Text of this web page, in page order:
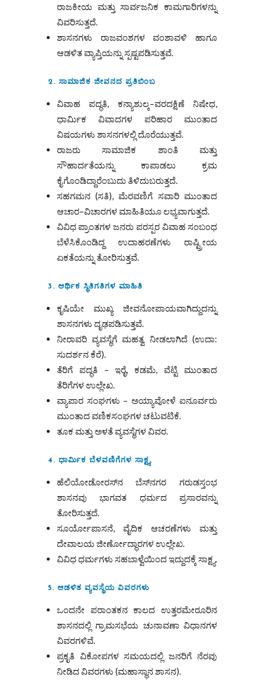
ರಾಜಕೀಯ ಮತ್ತು ಸಾರ್ವಜನಿಕ ಕಾಮಗಾರಿಗಳನ್ನು
ವಿವರಿಸುತ್ತದೆ.
ಶಾಸನಗಳು ರಾಜವಂಶಗಳ ವಂಶಾವಳಿ ಹಾಗೂ
ಆಡಳಿತ ವ್ಯಾಪ್ತಿಯನ್ನು ಸ್ಪಷ್ಟಪಡಿಸುತ್ತವೆ.
2. ಸಾಮಾಜಿಕ ಜೀವನದ ಪ್ರತಿಬಿಂಬ
ವಿವಾಹ ಪದ್ಧತಿ, ಕನ್ಯಾಶುಲ್ಕ–ವರದಕ್ಷಿಣೆ ನಿಷೇಧ,
ಧಾರ್ಮಿಕ ವಿವಾದಗಳ ಪರಿಹಾರ ಮುಂತಾದ
ವಿಷಯಗಳು ಶಾಸನಗಳಲ್ಲಿ ದೊರೆಯುತ್ತವೆ.
ರಾಜರು ಸಾಮಾಜಿಕ ಶಾಂತಿ ಮತ್ತು
ಸೌಹಾರ್ದತೆಯನ್ನು ಕಾಪಾಡಲು ಕ್ರಮ
ಕೈಗೊಂಡಿದ್ದಾರೆಂಬುದು ತಿಳಿದುಬರುತ್ತದೆ.
ಸಹಗಮನ (ಸತಿ), ಮೆರವಣಿಗೆ ಸವಾರಿ ಮುಂತಾದ
ಆಚಾರ–ವಿಚಾರಗಳ ಮಾಹಿತಿಯೂ ಲಭ್ಯವಾಗುತ್ತದೆ.
ವಿವಿಧ ಪ್ರಾಂತಗಳ ಜನರು ಪರಸ್ಪರ ವಿವಾಹ ಸಂಬಂಧ
ಬೆಳೆಸಿಕೊಂಡಿದ್ದ ಉದಾಹರಣೆಗಳು ರಾಷ್ಟ್ರೀಯ
ಏಕತೆಯನ್ನು ತೋರಿಸುತ್ತವೆ.
3. ಆರ್ಥಿಕ ಸ್ಥಿತಿಗತಿಗಳ ಮಾಹಿತಿ
ಕೃಷಿಯೇ ಮುಖ್ಯ ಜೀವನೋಪಾಯವಾಗಿದ್ದುದನ್ನು
ಶಾಸನಗಳು ದೃಢಪಡಿಸುತ್ತವೆ.
ನೀರಾವರಿ ವ್ಯವಸ್ಥೆಗೆ ಮಹತ್ವ ನೀಡಲಾಗಿದೆ (ಉದಾ:
ಸುದರ್ಶನ ಕೆರೆ).
ತೆರಿಗೆ ಪದ್ಧತಿ – ಇರೈ, ಕಡಮೆ, ವೆಟ್ಟಿ ಮುಂತಾದ
ತೆರಿಗೆಗಳ ಉಲ್ಲೇಖ.
ವ್ಯಾಪಾರ ಸಂಘಗಳು – ಅಯ್ಯಾವೋಳೆ ಐನೂರ್ವರು
ಮುಂತಾದ ವಣಿಕಸಂಘಗಳ ಚಟುವಟಿಕೆ.
ತೂಕ ಮತ್ತು ಅಳತೆ ವ್ಯವಸ್ಥೆಗಳ ವಿವರ.
4. ಧಾರ್ಮಿಕ ಬೆಳವಣಿಗೆಗಳ ಸಾಕ್ಷ್ಯ
ಹೆಲಿಯೋಡೋರಸ್‌ನ ಬೆಸ್‌ನಗರ ಗರುಡಸ್ತಂಭ
ಶಾಸನವು ಭಾಗವತ ಧರ್ಮದ ಪ್ರಸಾರವನ್ನು
ತೋರಿಸುತ್ತದೆ.
ಸೂರ್ಯೋಪಾಸನೆ, ವೈದಿಕ ಆಚರಣೆಗಳು ಮತ್ತು
ದೇವಾಲಯ ಜೀರ್ಣೋದ್ಧಾರಗಳ ಉಲ್ಲೇಖ.
ವಿವಿಧ ಧರ್ಮಗಳು ಸಹಬಾಳ್ವೆಯಿಂದ ಇದ್ದುದಕ್ಕೆ ಸಾಕ್ಷ್ಯ.
5. ಆಡಳಿತ ವ್ಯವಸ್ಥೆಯ ವಿವರಗಳು
ಒಂದನೇ ಪರಾಂತಕನಕಾಲದ ಉತ್ತರಮೇರೂರಿನ
ಶಾಸನದಲ್ಲಿ ಗ್ರಾಮಸಭೆಯ ಚುನಾವಣಾ ವಿಧಾನಗಳ
ವಿವರಗಳಿವೆ.
ಪ್ರಕೃತಿ ವಿಕೋಪಗಳ ಸಮಯದಲ್ಲಿ ಜನರಿಗೆ ನೆರವು
ನೀಡಿದ ವಿವರಗಳು (ಮಹಾಸ್ಥಾನ ಶಾಸನ).